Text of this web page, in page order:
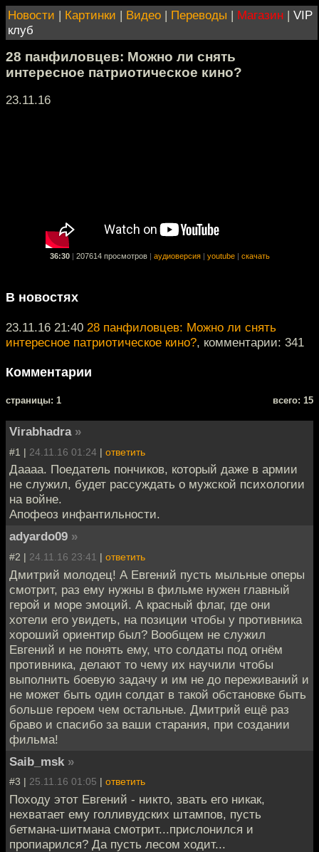
Новости | Картинки | Видео | Переводы | Магазин | VIP
клуб
28 панфиловцев: Можно ли снять
интересное патриотическое кино?
23.11.16
36:30 207614 просмотров аудиоверсия youtube скачать
В новостях
23.11.16 21:40 28 панфиловцев: Можно ли снять
интересное патриотическое кино?, комментарии: 341
Комментарии
cтраницы: 1 всего: 15
Virabhadra »
#1 | 24.11.16 01:24 | ответить
Даааа. Поедатель пончиков, который даже в армии
не служил, будет рассуждать о мужской психологии
на войне.
Апофеоз инфантильности.
adyardo09 »
#2 | 24.11.16 23:41 | ответить
Дмитрий молодец! А Евгений пусть мыльные оперы
смотрит, раз ему нужны в фильме нужен главный
герой и море эмоций. А красный флаг, где они
хотели его увидеть, на позиции чтобы у противника
хороший ориентир был? Вообщем не служил
Евгений и не понять ему, что солдаты под огнём
противника, делают то чему их научили чтобы
выполнить боевую задачу и им не до переживаний и
не может быть один солдат в такой обстановке быть
больше героем чем остальные. Дмитрий ещё раз
браво и спасибо за ваши старания, при создании
фильма!
Saib_msk »
#3 | 25.11.16 01:05 | ответить
Походу этот Евгений - никто, звать его никак,
нехватает ему голливудских штампов, пусть
бетмана-шитмана смотрит...прислонился и
пропиарился? Да пусть лесом ходит...